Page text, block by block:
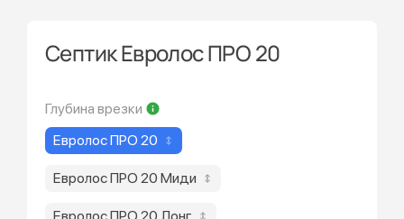
Септик Евролос ПРО 20
Глубина врезки
Евролос ПРО 20
Евролос ПРО 20 Миди